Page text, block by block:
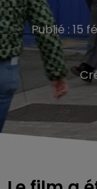
Publié : 15